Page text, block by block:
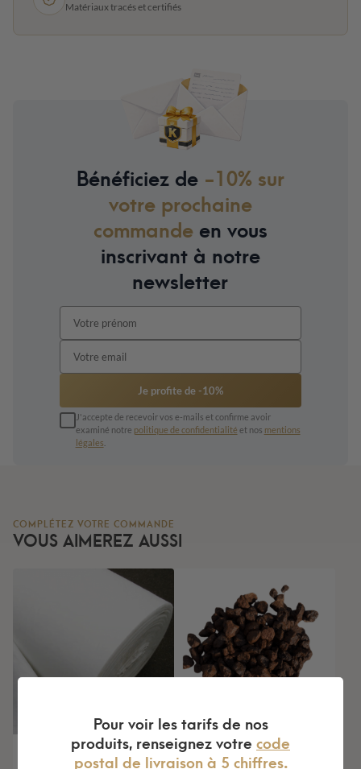
Matériaux tracés et certifiés
Bénéficiez de -10% sur
votre prochaine
commandeen vous
inscrivant à notre
newsletter
Je profite de -10%
J'accepte de recevoir vos e-mails et confirme avoir
examiné notre politique de confidentialité et nos mentions
légales
COMPLÉTEZ VOTRE COMMANDE
VOUS AIMEREZ AUSSI
Géotextile PP 90G 25 M
Pouzzolane 12/20mm
Pour voir les tarifs de nos
produits, renseignez votre code
postal de livraison à 5 chiffres.